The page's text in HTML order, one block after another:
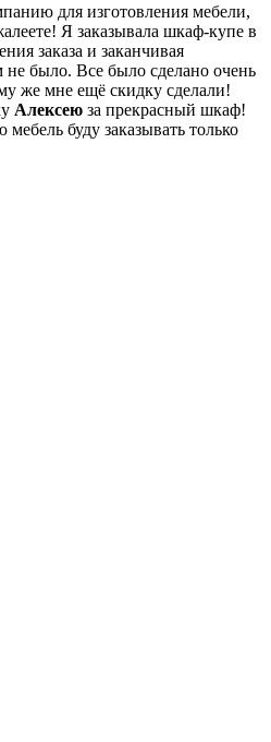
для изготовления мебели,
Я заказывала шкаф-купе в
заказа и заканчивая
было. Все было сделано очень
же мне ещё скидку сделали!
Алексею за прекрасный шкаф!
буду заказывать только